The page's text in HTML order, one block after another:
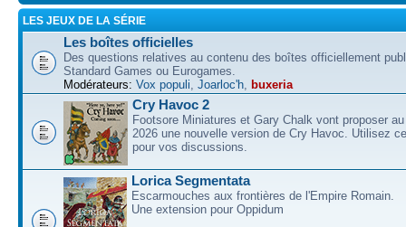
LES JEUX DE LA SÉRIE
Les boîtes officielles
Des questions relatives au contenu des boîtes officiellement
Standard Games ou Eurogames.
Modérateurs: Vox populi, Joarloc'h, buxeria
Cry Havoc 2
Footsore Miniatures et Gary Chalk vont proposer
2026 une nouvelle version de Cry Havoc. Utilisez
pour vos discussions.
Lorica Segmentata
Escarmouches aux frontières de l'Empire Romain.
Une extension pour Oppidum